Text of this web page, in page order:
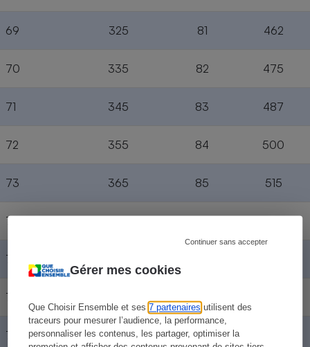
Gérer mes cookies
Que Choisir Ensemble et ses7 partenaires utilisent des
traceurs pour mesurer l’audience, la performance,
personnaliser les contenus, les partager, optimiser la
Continuer sans accepter
69 325 81 462
70 335 82 475
71 345 83 487
72 355 84 500
73 365 85 515
74
75
76 88
77 412 89